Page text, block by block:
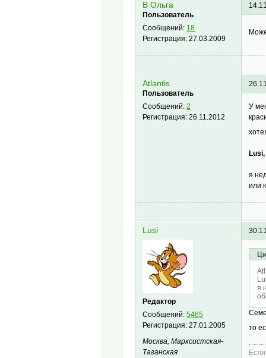
В Ольга
Пользователь
Сообщений: 18
Регистрация:27.03.2009
Atlantis
Пользователь
Сообщений:2
Регистрация:26.11.2012
У
Lusi,
я
или
Lusi
Редактор
Сообщений:5465
Регистрация:27.01.2005
Москва, Марксистская-
Таганская
я
то